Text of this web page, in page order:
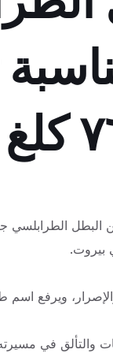
بيروت.
ويرفع اسم
والتألق في مسيرته